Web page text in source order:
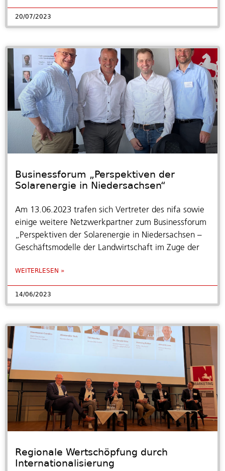
20/07/2023
Businessforum „Perspektiven der
Solarenergie in Niedersachsen“
Am 13.06.2023 trafen sich Vertreter des nifa sowie
einige weitere Netzwerkpartner zum Businessforum
„Perspektiven der Solarenergie in Niedersachsen –
Geschäftsmodelle der Landwirtschaft im Zuge der
WEITERLESEN »
14/06/2023
Regionale Wertschöpfung durch
Internationalisierung